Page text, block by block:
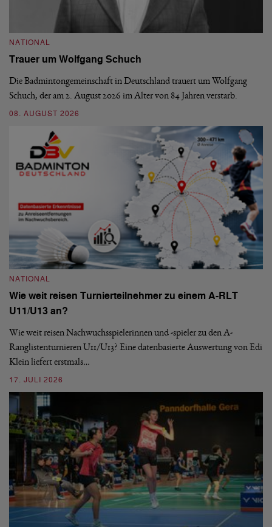
NATIONAL
Trauer um Wolfgang Schuch
Die Badmintongemeinschaft in Deutschland trauert um Wolfgang
Schuch, der am 2. August 2026 im Alter von 84 Jahren verstarb.
08. AUGUST 2026
NATIONAL
Wie weit reisen Turnierteilnehmer zu einem A-RLT
U11/U13 an?
Wie weit reisen Nachwuchsspielerinnen und -spieler zu den A-
Ranglistenturnieren U11/U13? Eine datenbasierte Auswertung von Edi
Klein liefert erstmals…
17. JULI 2026